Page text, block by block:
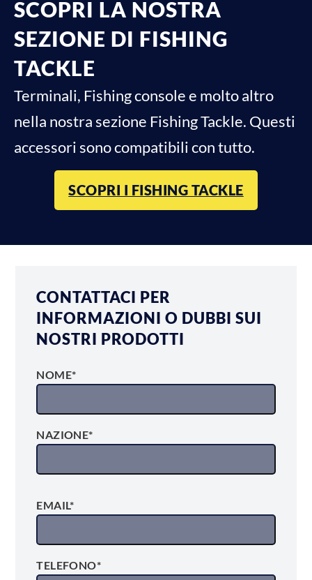
SCOPRI LA NOSTRA
SEZIONE DI FISHING
TACKLE
Terminali, Fishing console e molto altro
nella nostra sezione Fishing Tackle. Questi
accessori sono compatibili con tutto.
SCOPRI I FISHING TACKLE
CONTATTACI PER
INFORMAZIONI O DUBBI SUI
NOSTRI PRODOTTI
NOME*
NAZIONE*
EMAIL*
TELEFONO*